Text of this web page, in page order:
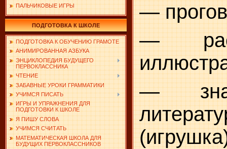
ПАЛЬЧИКОВЫЕ ИГРЫ
ПОДГОТОВКА К ШКОЛЕ
ПОДГОТОВКА К ОБУЧЕНИЮ ГРАМОТЕ
АНИМИРОВАННАЯ АЗБУКА
ЭНЦИКЛОПЕДИЯ БУДУЩЕГО
ПЕРВОКЛАССНИКА
ЧТЕНИЕ
ЗАБАВНЫЕ УРОКИ ГРАММАТИКИ
УЧИМСЯ ПИСАТЬ
ИГРЫ И УПРАЖНЕНИЯ ДЛЯ
ПОДГОТОВКИ К ШКОЛЕ
Я ПИШУ СЛОВА
УЧИМСЯ СЧИТАТЬ
МАТЕМАТИЧЕСКАЯ ШКОЛА ДЛЯ
БУДУЩИХ ПЕРВОКЛАССНИКОВ
—
—
—